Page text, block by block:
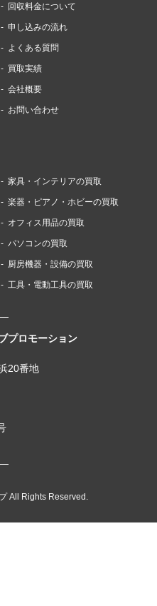
プロモーション
20番地
回収料金について
申し込みの流れ
よくある質問
買取実績
会社概要
お問い合わせ
家具・インテリアの買取
楽器・ピアノ・ホビーの買取
オフィス用品の買取
パソコンの買取
厨房機器・設備の買取
工具・電動工具の買取
All Rights Reserved.